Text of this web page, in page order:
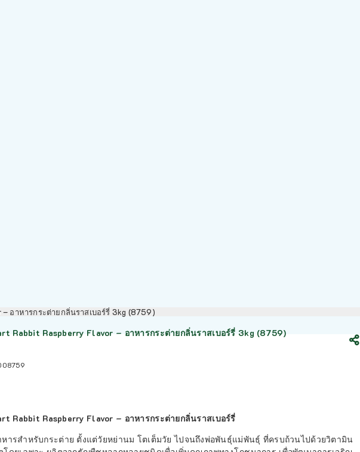
– อาหารกระต่ายกลิ่นราสเบอร์รี่ 3kg (8759)
Rabbit Raspberry Flavor – อาหารกระต่ายกลิ่นราสเบอร์รี่ 3kg (8759)
Rabbit Raspberry Flavor – อาหารกระต่ายกลิ่นราสเบอร์รี่
หารสำหรับกระต่าย ตั้งแต่วัยหย่านม โตเต็มวัย ไปจนถึงพ่อพันธุ์แม่พันธุ์ ที่ครบถ้วนไปด้วยวิตามิน